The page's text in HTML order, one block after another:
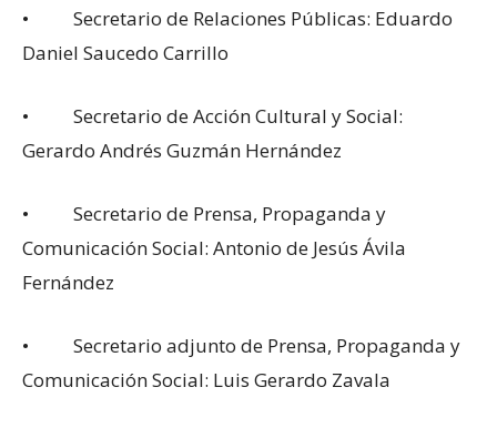
• Secretario de Relaciones Públicas: Eduardo
Daniel Saucedo Carrillo
• Secretario de Acción Cultural y Social:
Gerardo Andrés Guzmán Hernández
• Secretario de Prensa, Propaganda y
Comunicación Social: Antonio de Jesús Ávila
Fernández
• Secretario adjunto de Prensa, Propaganda y
Comunicación Social: Luis Gerardo Zavala